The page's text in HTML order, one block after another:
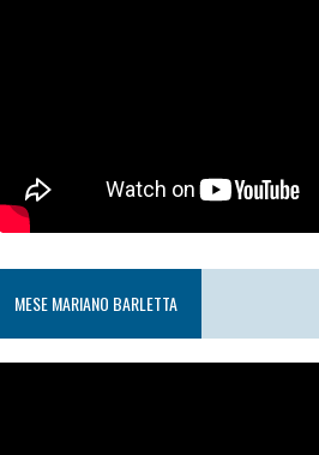
MESE MARIANO BARLETTA